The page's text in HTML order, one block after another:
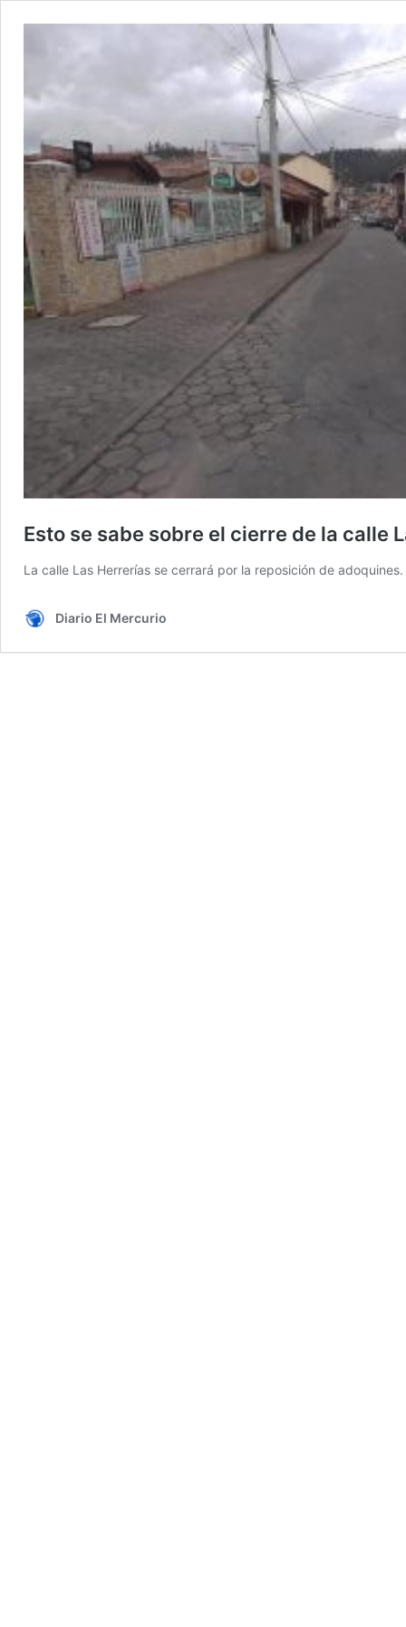
Esto se sabe sobre el cierre de la calle
La calle Las Herrerías se cerrará por la reposición de adoquines.
Diario El Mercurio